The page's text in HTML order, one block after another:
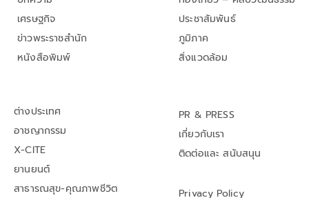
เศรษฐกิจ
ข่าวพระราชสำนัก
หนังสือพิมพ์
ประชาสัมพันธ์
ภูมิภาค
สิ่งแวดล้อม
ต่างประเทศ
อาชญากรรม
X-CITE
ยานยนต์
สาธารณสุข-คุณภาพชีวิต
PR & PRESS
เกี่ยวกับเรา
ติดต่อและ สนับสนุน
Privacy Policy